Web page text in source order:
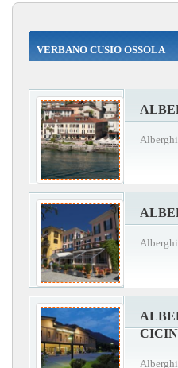
VERBANO CUSIO OSSOLA
CICIN